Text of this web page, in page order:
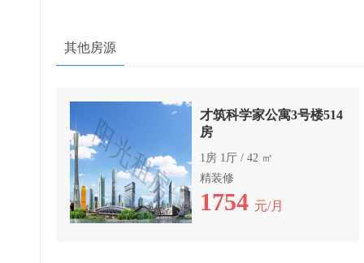
其他房源
才筑科学家公寓3号楼514
房
1房 1厅 / 42 ㎡
精装修
1754 元/月